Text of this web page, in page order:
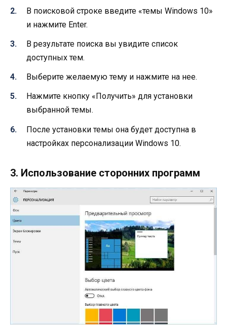
В поисковой строке введите «темы Windows 10»
и нажмите Enter.
В результате поиска вы увидите список
доступных тем.
Выберите желаемую тему и нажмите на нее.
Нажмите кнопку «Получить» для установки
выбранной темы.
После установки темы она будет доступна в
настройках персонализации Windows 10.
3. Использование сторонних программ